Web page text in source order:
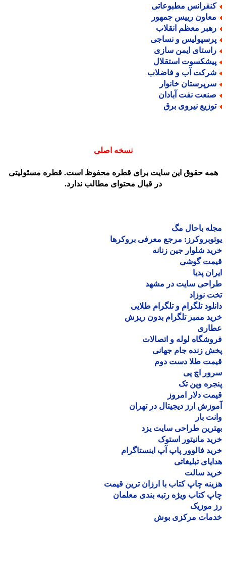
مطبوعاتی
رییس جمهور
معظم انقلاب
و نساجی
ایمن سازی
استقلال
آب و فاضلاب
خانوار
نفت آبادان
نیروی برق
نسخه اصلی
حقوق این سایت برای قطره محفوظ است. قطره مسئولیتی
در قبال محتوای مطالب ندارد.
باحال مگ
مرجع معرفی بروکرها
شلوار جین زنانه
گوشی
پدیا
سایت در مشهد
نوزاد
تلگرام و تلگرام طلایی
ممبر تلگرام بدون ریزش
لوله و اتصالات
زنده جام جهانی
طلا دست دوم
اچ پی
وین تک
دلار امروز
ارز دیجیتال در تهران
بار
طراحی سایت یزد
مانیتور استوک
فالوور پاپ آپ اینستاگرام
تبلیغاتی
سالت
چاپ کتاب با ارزان ترین قیمت
کتاب ویژه رتبه بندی معلمان
موزیک
مرکزی بوش